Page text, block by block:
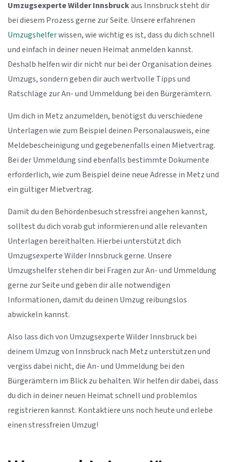
Umzugsexperte Wilder Innsbruckaus Innsbruck steht dir
bei diesem Prozess gerne zur Seite. Unsere erfahrenen
Umzugshelferwissen, wie wichtig es ist, dass du dich schnell
und einfach in deiner neuen Heimat anmelden kannst.
Deshalb helfen wir dir nicht nur bei der Organisation deines
Umzugs, sondern geben dir auch wertvolle Tipps und
Ratschläge zur An- und Ummeldung bei den Bürgerämtern.
Um dich in Metz anzumelden, benötigst du verschiedene
Unterlagen wie zum Beispiel deinen Personalausweis, eine
Meldebescheinigung und gegebenenfalls einen Mietvertrag.
Bei der Ummeldung sind ebenfalls bestimmte Dokumente
erforderlich, wie zum Beispiel deine neue Adresse in Metz und
ein gültiger Mietvertrag.
Damit du den Behördenbesuch stressfrei angehen kannst,
solltest du dich vorab gut informieren und alle relevanten
Unterlagen bereithalten. Hierbei unterstützt dich
Umzugsexperte Wilder Innsbruck gerne. Unsere
Umzugshelfer stehen dir bei Fragen zur An- und Ummeldung
gerne zur Seite und geben dir alle notwendigen
Informationen, damit du deinen Umzug reibungslos
abwickeln kannst.
Also lass dich von Umzugsexperte Wilder Innsbruck bei
deinem Umzug von Innsbruck nach Metz unterstützen und
vergiss dabei nicht, die An- und Ummeldung bei den
Bürgerämtern im Blick zu behalten. Wir helfen dir dabei, dass
du dich in deiner neuen Heimat schnell und problemlos
registrieren kannst. Kontaktiere uns noch heute und erlebe
einen stressfreien Umzug!